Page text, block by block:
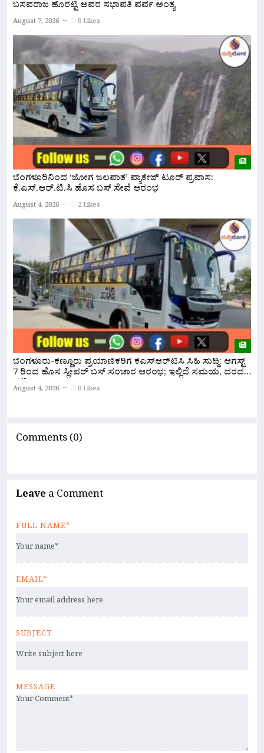
ಬಸವರಾಜ ಹೊರಟ್ಟಿ ಅವರ ಸಭಾಪತಿ ಪರ್ವ ಅಂತ್ಯ
August 7, 2026 0 Likes
ಬೆಂಗಳೂರಿನಿಂದ ‘ಜೋಗ ಜಲಪಾತ’ ಪ್ಯಾಕೇಜ್ ಟೂರ್ ಪ್ರವಾಸ:
ಕೆ.ಎಸ್.ಆರ್.ಟಿ.ಸಿ ಹೊಸ ಬಸ್ ಸೇವೆ ಆರಂಭ
August 4, 2026 2 Likes
ಬೆಂಗಳೂರು-ಕಣ್ಣೂರು ಪ್ರಯಾಣಿಕರಿಗೆ ಕೆಎಸ್‌ಆರ್‌ಟಿಸಿ ಸಿಹಿ ಸುದ್ದಿ: ಆಗಸ್ಟ್
7 ರಿಂದ ಹೊಸ ಸ್ಲೀಪರ್ ಬಸ್ ಸಂಚಾರ ಆರಂಭ; ಇಲ್ಲಿದೆ ಸಮಯ, ದರದ
ಪಟ್ಟಿ!
August 4, 2026 0 Likes
Comments (0)
Leave a Comment
FULL NAME*
EMAIL*
SUBJECT
MESSAGE